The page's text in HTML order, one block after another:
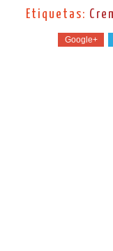
Etiquetas:
Google+